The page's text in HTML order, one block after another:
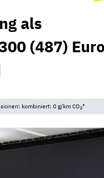
als
(487)
kombiniert: 0 g/km CO2*